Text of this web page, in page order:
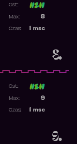
8.
Ost:
8
Max:
msc
Czas:
9.
Ost:
9
Max:
msc
Czas: